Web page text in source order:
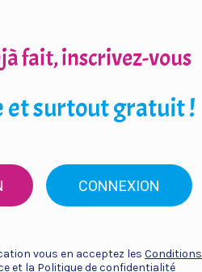
fait, inscrivez-vous
et surtout gratuit !
CONNEXION
vous en acceptez les Conditions
et la Politique de confidentialité